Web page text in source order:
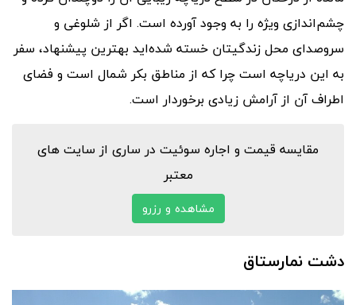
چشم‌اندازی ویژه را به وجود آورده است. اگر از شلوغی و
سروصدای محل زندگیتان خسته شده‌اید بهترین پیشنهاد، سفر
به این دریاچه است چرا که از مناطق بکر شمال است و فضای
اطراف آن از آرامش زیادی برخوردار است.
مقایسه قیمت و اجاره سوئیت در ساری از سایت های
معتبر
مشاهده و رزرو
دشت نمارستاق